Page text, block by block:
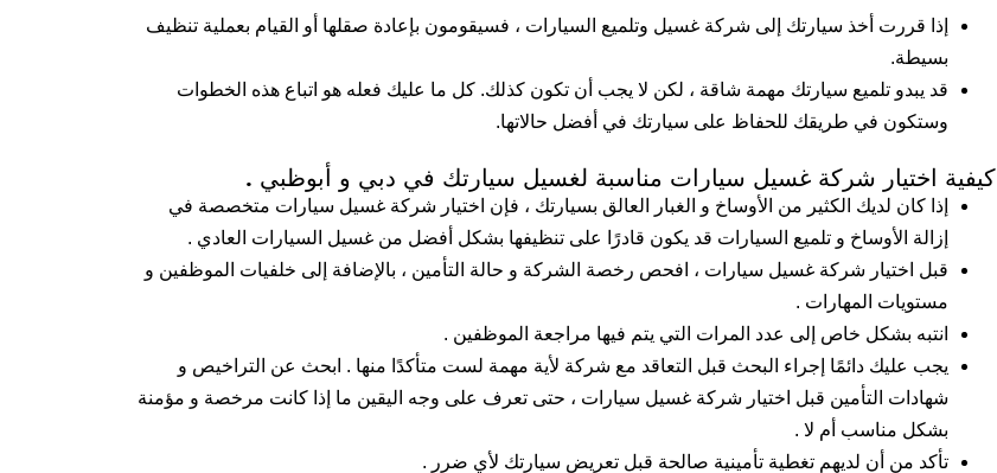
إذا قررت أخذ سيارتك إلى شركة غسيل وتلميع السيارات ، فسيقومون بإعادة صقلها أو القيام بعملية تنظيف
بسيطة.
قد يبدو تلميع سيارتك مهمة شاقة ، لكن لا يجب أن تكون كذلك. كل ما عليك فعله هو اتباع هذه الخطوات
وستكون في طريقك للحفاظ على سيارتك في أفضل حالاتها.
كيفية اختيار شركة غسيل سيارات مناسبة لغسيل سيارتك في دبي و أبوظبي .
إذا كان لديك الكثير من الأوساخ و الغبار العالق بسيارتك ، فإن اختيار شركة غسيل سيارات متخصصة في
إزالة الأوساخ و تلميع السيارات قد يكون قادرًا على تنظيفها بشكل أفضل من غسيل السيارات العادي .
قبل اختيار شركة غسيل سيارات ، افحص رخصة الشركة و حالة التأمين ، بالإضافة إلى خلفيات الموظفين و
مستويات المهارات .
انتبه بشكل خاص إلى عدد المرات التي يتم فيها مراجعة الموظفين .
يجب عليك دائمًا إجراء البحث قبل التعاقد مع شركة لأية مهمة لست متأكدًا منها . ابحث عن التراخيص و
شهادات التأمين قبل اختيار شركة غسيل سيارات ، حتى تعرف على وجه اليقين ما إذا كانت مرخصة و مؤمنة
بشكل مناسب أم لا .
تأكد من أن لديهم تغطية تأمينية صالحة قبل تعريض سيارتك لأي ضرر .